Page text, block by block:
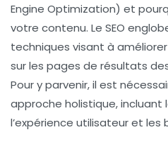
Engine Optimization) et
votre contenu. Le SEO
techniques visant à
sur les pages de résultats
Pour y parvenir, il est
approche holistique, incluant
l’expérience utilisateur et les